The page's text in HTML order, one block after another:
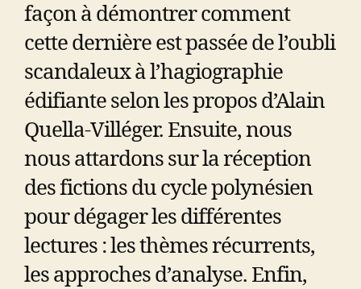
façon à démontrer comment
cette dernière est passée de l’oubli
scandaleux à l’hagiographie
édifiante selon les propos d’Alain
Quella-Villéger. Ensuite, nous
nous attardons sur la réception
des fictions du cycle polynésien
pour dégager les différentes
lectures : les thèmes récurrents,
les approches d’analyse. Enfin,